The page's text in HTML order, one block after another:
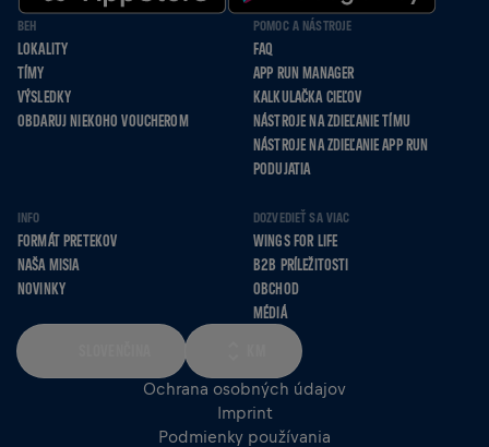
BEH
LOKALITY
TÍMY
VÝSLEDKY
OBDARUJ NIEKOHO VOUCHEROM
POMOC A NÁSTROJE
FAQ
APP RUN MANAGER
KALKULAČKA CIEĽOV
NÁSTROJE NA ZDIEĽANIE TÍMU
NÁSTROJE NA ZDIEĽANIE APP RUN
PODUJATIA
INFO
FORMÁT PRETEKOV
NAŠA MISIA
NOVINKY
DOZVEDIEŤ SA VIAC
WINGS FOR LIFE
B2B PRÍLEŽITOSTI
OBCHOD
MÉDIÁ
Ochrana osobných údajov
Imprint
Podmienky používania